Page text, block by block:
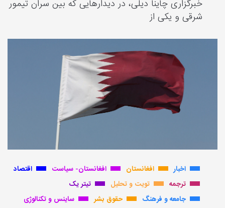
خبرگزاری چاینا دیلی، در دیدارهایی که بین سران تیمور
شرقی و یکی از
اخبار افغانستان افغانستان- سیاست
اقتصاد
ترجمه
تویت و تحلیل
تیتر یک
جامعه و فرهنگ
حقوق بشر
ساینس و تکنالوژی